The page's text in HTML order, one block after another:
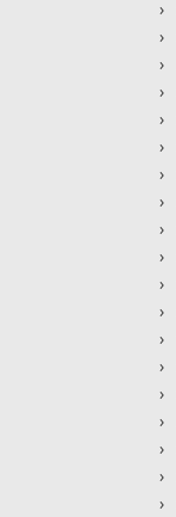
›
›
›
›
›
›
›
›
›
›
›
›
›
›
›
›
›
›
›